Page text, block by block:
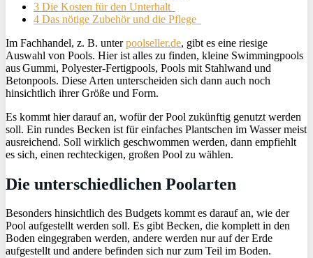
3 Die Kosten für den Unterhalt
4 Das nötige Zubehör und die Pflege
Im Fachhandel, z. B. unterpoolseller.de, gibt es eine riesige
Auswahl von Pools. Hier ist alles zu finden, kleine Swimmingpools
aus Gummi, Polyester-Fertigpools, Pools mit Stahlwand und
Betonpools. Diese Arten unterscheiden sich dann auch noch
hinsichtlich ihrer Größe und Form.
Es kommt hier darauf an, wofür der Pool zukünftig genutzt werden
soll. Ein rundes Becken ist für einfaches Plantschen im Wasser meist
ausreichend. Soll wirklich geschwommen werden, dann empfiehlt
es sich, einen rechteckigen, großen Pool zu wählen.
Die unterschiedlichen Poolarten
Besonders hinsichtlich des Budgets kommt es darauf an, wie der
Pool aufgestellt werden soll. Es gibt Becken, die komplett in den
Boden eingegraben werden, andere werden nur auf der Erde
aufgestellt und andere befinden sich nur zum Teil im Boden.